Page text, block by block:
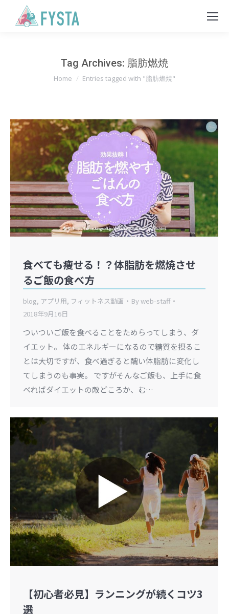
Tag Archives: 脂肪燃焼
You are here:
Home Entries tagged with "脂肪燃焼"
食べても痩せる！？体脂肪を燃焼させ
るご飯の食べ方
blog, アプリ用, フィットネス動画 Byweb-staff
2018年9月16日
ついついご飯を食べることをためらってしまう、ダ
イエット。 体のエネルギーになるので糖質を摂るこ
とは大切ですが、食べ過ぎると醜い体脂肪に変化し
てしまうのも事実。 ですがそんなご飯も、上手に食
べればダイエットの敵どころか、む…
【初心者必見】ランニングが続くコツ3
選